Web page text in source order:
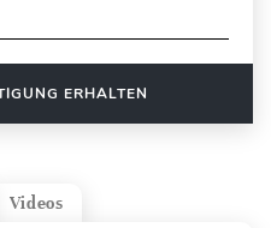
ERHALTEN
Videos